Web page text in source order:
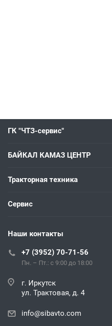
ГК "ЧТЗ-сервис"
БАЙКАЛ КАМАЗ ЦЕНТР
Тракторная техника
Сервис
Наши контакты
+7 (3952) 70-71-56
Пн. – Пт.: с 9:00 до 18:00
г. Иркутск
ул. Трактовая, д. 4
info@sibavto.com